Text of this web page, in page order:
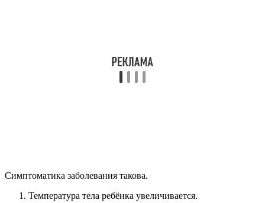
Симптоматика заболевания такова.
Температура тела ребёнка увеличивается.